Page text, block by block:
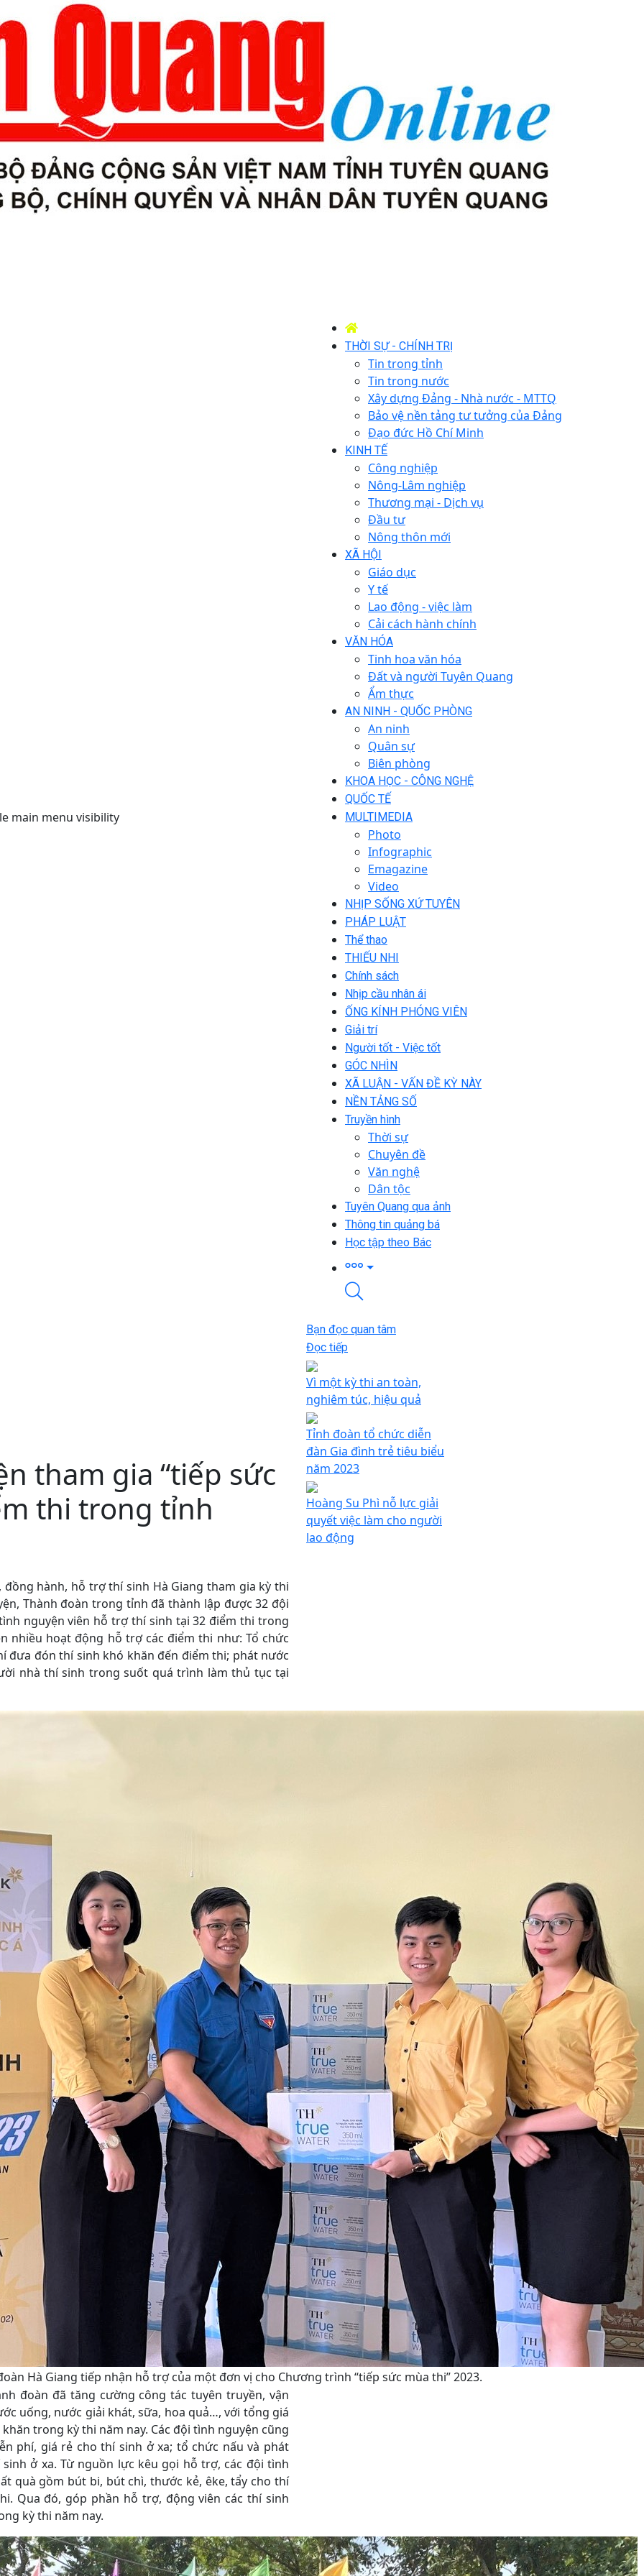
main menu visibility
THỜI SỰ - CHÍNH TRỊ
Tin trong tỉnh
Tin trong nước
Xây dựng Đảng - Nhà nước - MTTQ
Bảo vệ nền tảng tư tưởng của Đảng
Đạo đức Hồ Chí Minh
KINH TẾ
Công nghiệp
Nông-Lâm nghiệp
Thương mại - Dịch vụ
Đầu tư
Nông thôn mới
XÃ HỘI
Giáo dục
Y tế
Lao động - việc làm
Cải cách hành chính
VĂN HÓA
Tinh hoa văn hóa
Đất và người Tuyên Quang
Ẩm thực
AN NINH - QUỐC PHÒNG
An ninh
Quân sự
Biên phòng
KHOA HỌC - CÔNG NGHỆ
QUỐC TẾ
MULTIMEDIA
Photo
Infographic
Emagazine
Video
NHỊP SỐNG XỨ TUYÊN
PHÁP LUẬT
Thể thao
THIẾU NHI
Chính sách
Nhịp cầu nhân ái
ỐNG KÍNH PHÓNG VIÊN
Giải trí
Người tốt - Việc tốt
GÓC NHÌN
XÃ LUẬN - VẤN ĐỀ KỲ NÀY
NỀN TẢNG SỐ
Truyền hình
Thời sự
Chuyên đề
Văn nghệ
Dân tộc
Tuyên Quang qua ảnh
Thông tin quảng bá
Học tập theo Bác
tham gia “tiếp sức
thi trong tỉnh
hành, hỗ trợ thí sinh Hà Giang tham gia kỳ thi
Thành đoàn trong tỉnh đã thành lập được 32 đội
nguyện viên hỗ trợ thí sinh tại 32 điểm thi trong
nhiều hoạt động hỗ trợ các điểm thi như: Tổ chức
đưa đón thí sinh khó khăn đến điểm thi; phát nước
nhà thí sinh trong suốt quá trình làm thủ tục tại
Hà Giang tiếp nhận hỗ trợ của một đơn vị cho Chương trình “tiếp sức mùa thi” 2023.
đoàn đã tăng cường công tác tuyên truyền, vận
uống, nước giải khát, sữa, hoa quả…, với tổng giá
trong kỳ thi năm nay. Các đội tình nguyện cũng
phí, giá rẻ cho thí sinh ở xa; tổ chức nấu và phát
ở xa. Từ nguồn lực kêu gọi hỗ trợ, các đội tình
quà gồm bút bi, bút chì, thước kẻ, êke, tẩy cho thí
Qua đó, góp phần hỗ trợ, động viên các thí sinh
kỳ thi năm nay.
Bạn đọc quan tâm
Đọc tiếp
Vì một kỳ thi an toàn,
nghiêm túc, hiệu quả
Tỉnh đoàn tổ chức diễn
đàn Gia đình trẻ tiêu biểu
năm 2023
Hoàng Su Phì nỗ lực giải
quyết việc làm cho người
lao động